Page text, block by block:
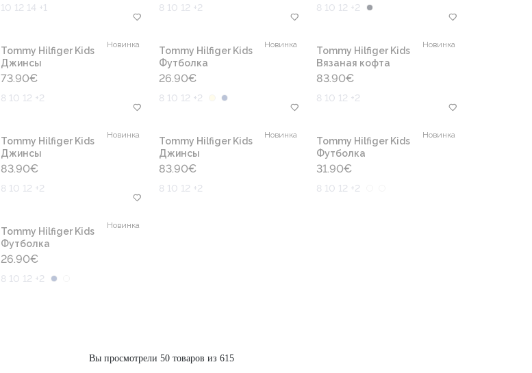
10 12 14 +1 8 10 12 +2 8 10 12 +2
Новинка
Tommy Hilfiger Kids
Джинсы
73.90€
8 10 12 +2
Новинка
Tommy Hilfiger Kids
Футболка
26.90€
8 10 12 +2
Новинка
Tommy Hilfiger Kids
Вязаная кофта
83.90€
8 10 12 +2
Новинка
Tommy Hilfiger Kids
Джинсы
83.90€
8 10 12 +2
Новинка
Tommy Hilfiger Kids
Джинсы
83.90€
8 10 12 +2
Новинка
Tommy Hilfiger Kids
Футболка
31.90€
8 10 12 +2
Новинка
Tommy Hilfiger Kids
Футболка
26.90€
8 10 12 +2
Вы просмотрели 50 товаров из 615